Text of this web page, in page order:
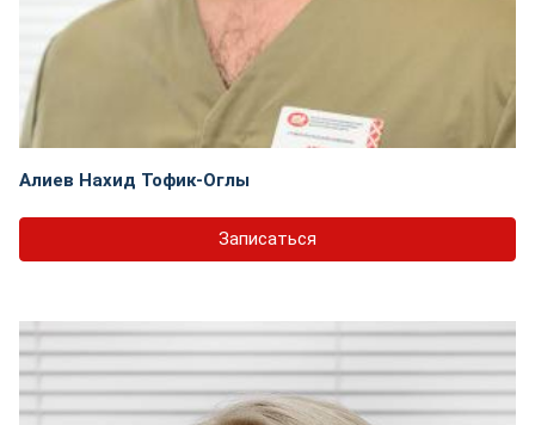
Алиев Нахид Тофик-Оглы
Записаться